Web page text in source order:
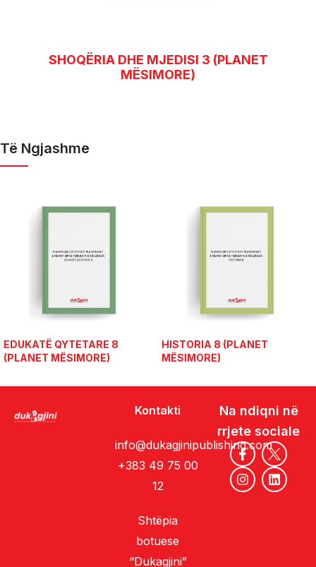
SHOQËRIA DHE MJEDISI 3 (PLANET
MËSIMORE)
Të Ngjashme
EDUKATË QYTETARE 8
(PLANET MËSIMORE)
HISTORIA 8 (PLANET
MËSIMORE)
Kontakti
info@dukagjinipublishing.com
+383 49 75 00
12
Shtëpia
botuese
“Dukagjini”
Na ndiqni në
rrjete sociale